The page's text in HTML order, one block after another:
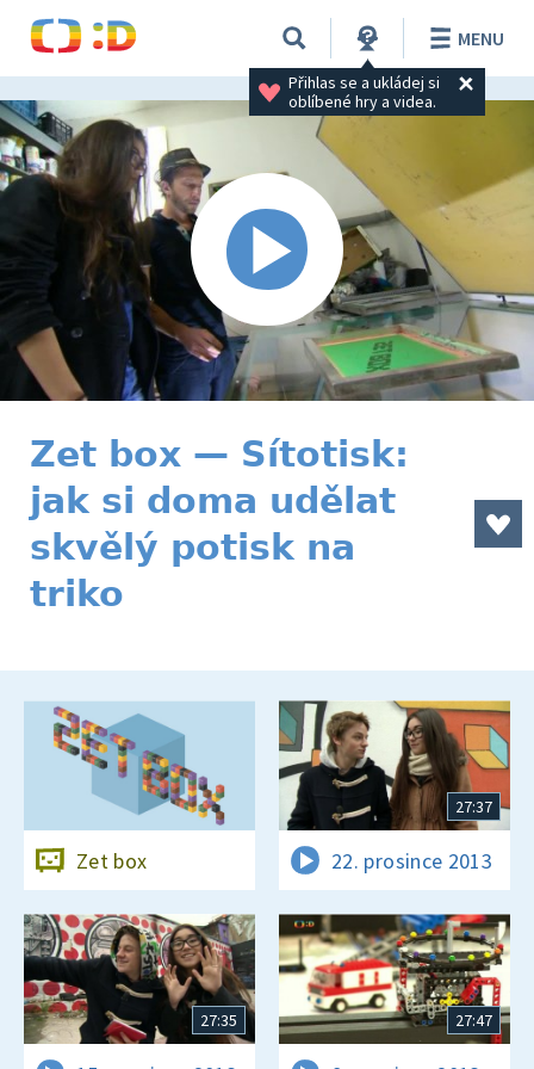
Přihlas se a ukládej si
oblíbené hry a videa.
MENU
Zet box — Sítotisk:
jak si doma udělat
skvělý potisk na
triko
Zet box
27:37
22. prosince 2013
27:35 27:47